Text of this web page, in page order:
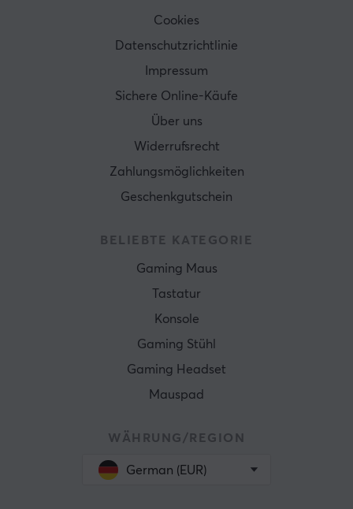
Cookies
Datenschutzrichtlinie
Impressum
Sichere Online-Käufe
Über uns
Widerrufsrecht
Zahlungsmöglichkeiten
Geschenkgutschein
BELIEBTE KATEGORIE
Gaming Maus
Tastatur
Konsole
Gaming Stühl
Gaming Headset
Mauspad
WÄHRUNG/REGION
German (EUR)